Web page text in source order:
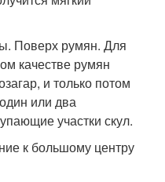
Поверх румян. Для
качестве румян
и только потом
или два
участки скул.
к большому центру